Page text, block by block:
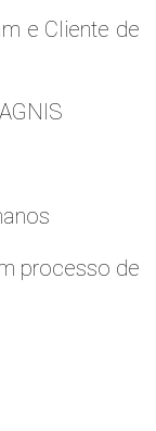
e Cliente de
processo de